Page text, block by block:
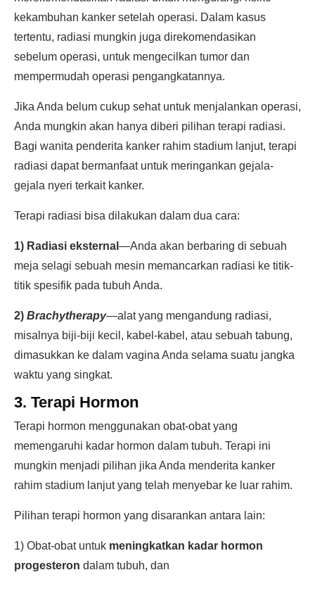
kekambuhan kanker setelah operasi. Dalam kasus
tertentu, radiasi mungkin juga direkomendasikan
sebelum operasi, untuk mengecilkan tumor dan
mempermudah operasi pengangkatannya.
Jika Anda belum cukup sehat untuk menjalankan operasi,
Anda mungkin akan hanya diberi pilihan terapi radiasi.
Bagi wanita penderita kanker rahim stadium lanjut, terapi
radiasi dapat bermanfaat untuk meringankan gejala-
gejala nyeri terkait kanker.
Terapi radiasi bisa dilakukan dalam dua cara:
1) Radiasi eksternal —Anda akan berbaring di sebuah
meja selagi sebuah mesin memancarkan radiasi ke titik-
titik spesifik pada tubuh Anda.
2) Brachytherapy—alat yang mengandung radiasi,
misalnya biji-biji kecil, kabel-kabel, atau sebuah tabung,
dimasukkan ke dalam vagina Anda selama suatu jangka
waktu yang singkat.
3. Terapi Hormon
Terapi hormon menggunakan obat-obat yang
memengaruhi kadar hormon dalam tubuh. Terapi ini
mungkin menjadi pilihan jika Anda menderita kanker
rahim stadium lanjut yang telah menyebar ke luar rahim.
Pilihan terapi hormon yang disarankan antara lain:
1) Obat-obat untuk meningkatkan kadar hormon
progesteron dalam tubuh, dan